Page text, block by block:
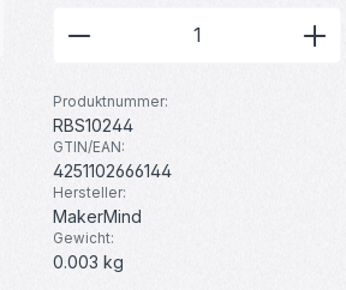
Produkt Anzahl:
Produktnummer:
RBS10244
GTIN/EAN:
4251102666144
Hersteller:
MakerMind
Gewicht:
0.003 kg